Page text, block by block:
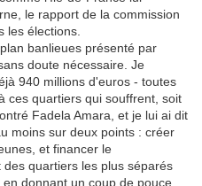
le rapport de la commission
les élections.
banlieues présenté par
doute nécessaire. Je
940 millions d'euros - toutes
ces quartiers qui souffrent, soit
Fadela Amara, et je lui ai dit
moins sur deux points : créer
et financer le
quartiers les plus séparés
donnant un coup de pouce